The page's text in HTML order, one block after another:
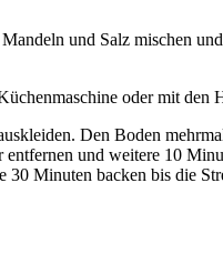
und Salz mischen
oder mit den
Den Boden
und weitere 10
Minuten backen bis die